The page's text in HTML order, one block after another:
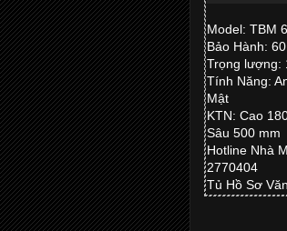
Model: TBM
Bảo Hành:
Trọng lượng:
Tính Năng:
Mật
KTN: Cao
Sâu 500 mm
Hotline Nhà
2770404
Tủ Hồ Sơ